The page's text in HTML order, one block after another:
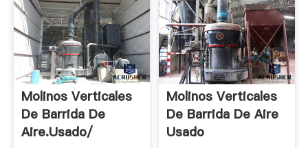
Molinos Verticales
De Barrida De
Aire.usado/
Molinos Verticales
De Barrida De Aire
Usado